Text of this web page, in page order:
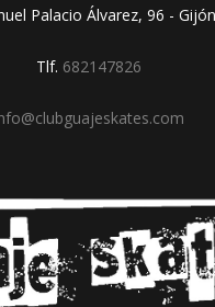
Palacio Álvarez, 96 -
Tlf. 682147826